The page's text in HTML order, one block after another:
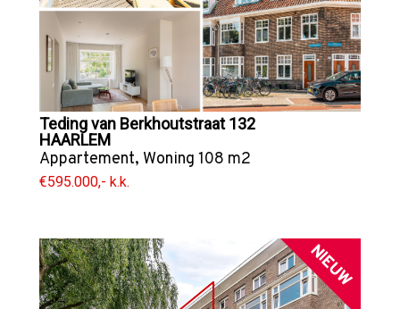
Teding van Berkhoutstraat 132
HAARLEM
Appartement, Woning 108 m2
€595.000,- k.k.
NIEUW